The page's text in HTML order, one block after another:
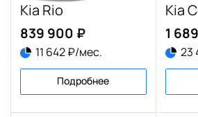
Kia Rio
839 900 ₽
11 642 ₽/мес.
Подробнее
Kia
1
23